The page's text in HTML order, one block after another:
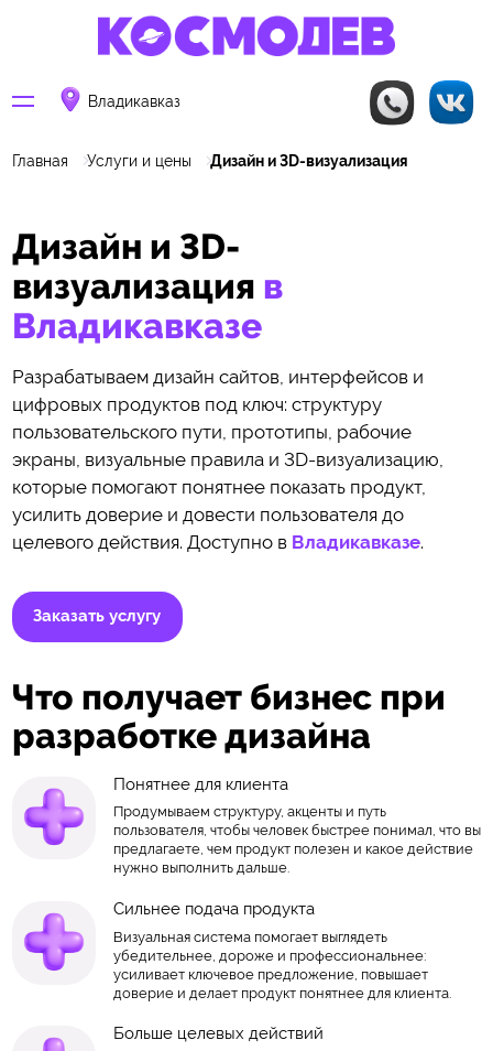
Владикавказ
Главная Услуги и цены Дизайн и 3D-визуализация
Дизайн и 3D-
визуализация в
Владикавказе
Разрабатываем дизайн сайтов, интерфейсов и
цифровых продуктов под ключ: структуру
пользовательского пути, прототипы, рабочие
экраны, визуальные правила и 3D-визуализацию,
которые помогают понятнее показать продукт,
усилить доверие и довести пользователя до
целевого действия. Доступно в Владикавказе.
Заказать услугу
Что получает бизнес при
разработке дизайна
Понятнее для клиента
Продумываем структуру, акценты и путь
пользователя, чтобы человек быстрее понимал, что вы
предлагаете, чем продукт полезен и какое действие
нужно выполнить дальше.
Сильнее подача продукта
Визуальная система помогает выглядеть
убедительнее, дороже и профессиональнее:
усиливает ключевое предложение, повышает
доверие и делает продукт понятнее для клиента.
Больше целевых действий